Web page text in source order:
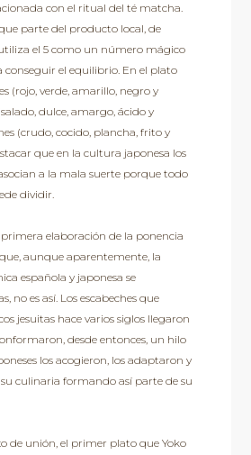
con el ritual del té matcha.
parte del producto local, de
el 5 como un número mágico
conseguir el equilibrio. En el plato
(rojo, verde, amarillo, negro y
dulce, amargo, ácido y
(crudo, cocido, plancha, frito y
que en la cultura japonesa los
a la mala suerte porque todo
dividir.
elaboración de la ponencia
aunque aparentemente, la
española y japonesa se
no es así. Los escabeches que
jesuitas hace varios siglos llegaron
desde entonces, un hilo
los acogieron, los adaptaron y
culinaria formando así parte de su
de unión, el primer plato que Yoko